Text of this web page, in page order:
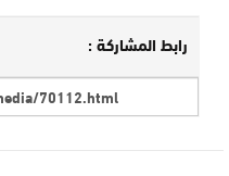
رابط المشاركة :